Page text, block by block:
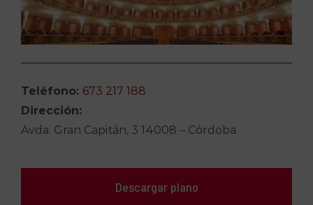
Teléfono: 673 217 188
Dirección:
Avda. Gran Capitán, 3 14008 – Córdoba
Descargar plano